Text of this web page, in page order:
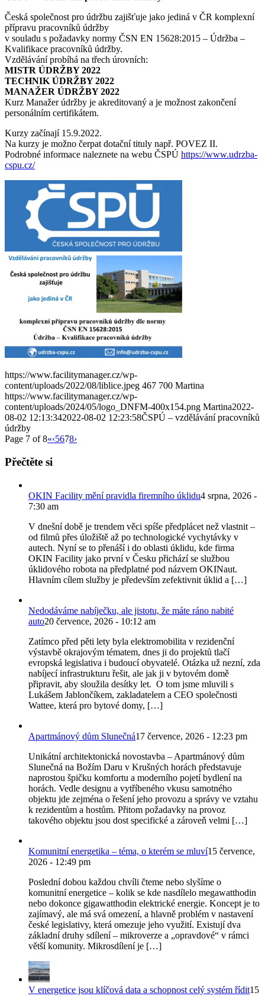
Česká společnost pro údržbu zajišťuje jako jediná v ČR komplexní
přípravu pracovníků údržby
v souladu s požadavky normy ČSN EN 15628:2015 – Údržba –
Kvalifikace pracovníků údržby.
Vzdělávání probíhá na třech úrovních:
MISTR ÚDRŽBY 2022
TECHNIK ÚDRŽBY 2022
MANAŽER ÚDRŽBY 2022
Kurz Manažer údržby je akreditovaný a je možnost zakončení
personálním certifikátem.
Kurzy začínají 15.9.2022.
Na kurzy je možno čerpat dotační tituly např. POVEZ II.
Podrobné informace naleznete na webu ČSPÚ https://www.udrzba-
cspu.cz/
https://www.facilitymanager.cz/wp-
content/uploads/2022/08/liblice.jpeg 467 700 Martina
https://www.facilitymanager.cz/wp-
content/uploads/2024/05/logo_DNFM-400x154.png Martina2022-
08-02 12:13:342022-08-02 12:23:58ČSPÚ – vzdělávání pracovníků
údržby
Page 7 of 8«‹5678›
Přečtěte si
OKIN Facility mění pravidla firemního úklidu4 srpna, 2026 -
7:30 am
V dnešní době je trendem věci spíše předplácet než vlastnit –
od filmů přes úložiště až po technologické vychytávky v
autech. Nyní se to přenáší i do oblasti úklidu, kde firma
OKIN Facility jako první v Česku přichází se službou
úklidového robota na předplatné pod názvem OKINaut.
Hlavním cílem služby je především zefektivnit úklid a […]
Nedodáváme nabíječku, ale jistotu, že máte ráno nabité
auto20 července, 2026 - 10:12 am
Zatímco před pěti lety byla elektromobilita v rezidenční
výstavbě okrajovým tématem, dnes ji do projektů tlačí
evropská legislativa i budoucí obyvatelé. Otázka už nezní, zda
nabíjecí infrastrukturu řešit, ale jak ji v bytovém domě
připravit, aby sloužila desítky let. O tom jsme mluvili s
Lukášem Jablončíkem, zakladatelem a CEO společnosti
Wattee, která pro bytové domy, […]
Apartmánový dům Slunečná17 července, 2026 - 12:23 pm
Unikátní architektonická novostavba – Apartmánový dům
Slunečná na Božím Daru v Krušných horách představuje
naprostou špičku komfortu a moderního pojetí bydlení na
horách. Vedle designu a vytříbeného vkusu samotného
objektu jde zejména o řešení jeho provozu a správy ve vztahu
k rezidentům a hostům. Přitom požadavky na provoz
takového objektu jsou dost specifické a zároveň velmi […]
Komunitní energetika – téma, o kterém se mluví15 července,
2026 - 12:49 pm
Poslední dobou každou chvíli čteme nebo slyšíme o
komunitní energetice – kolik se kde nasdílelo megawatthodin
nebo dokonce gigawatthodin elektrické energie. Koncept je to
zajímavý, ale má svá omezení, a hlavně problém v nastavení
české legislativy, která omezuje jeho využití. Existují dva
základní druhy sdílení – mikroverze a „opravdové“ v rámci
větší komunity. Mikrosdílení je […]
V energetice jsou klíčová data a schopnost celý systém řídit15